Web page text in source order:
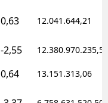
0,63 12.041.644,21
-2,55 12.380.970.235,50
0,64 13.151.313,06